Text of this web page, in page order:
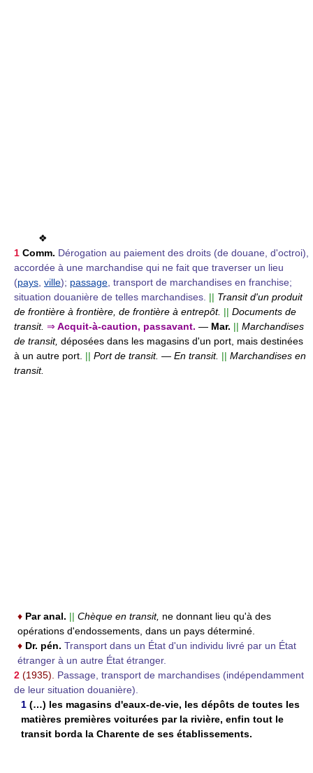
❖
1 Comm. Dérogation au paiement des droits (de douane, d'octroi),
accordée à une marchandise qui ne fait que traverser un lieu
(pays, ville); passage, transport de marchandises en franchise;
situation douanière de telles marchandises. || Transit d'un produit
de frontière à frontière, de frontière à entrepôt. || Documents de
transit. ⇒ Acquit-à-caution, passavant. — Mar. || Marchandises
de transit, déposées dans les magasins d'un port, mais destinées
à un autre port. || Port de transit. — En transit. || Marchandises en
transit.
♦ Par anal. || Chèque en transit, ne donnant lieu qu'à des
opérations d'endossements, dans un pays déterminé.
♦ Dr. pén. Transport dans un État d'un individu livré par un État
étranger à un autre État étranger.
2 (1935). Passage, transport de marchandises (indépendamment
de leur situation douanière).
1 (…) les magasins d'eaux-de-vie, les dépôts de toutes les
matières premières voiturées par la rivière, enfin tout le
transit borda la Charente de ses établissements.